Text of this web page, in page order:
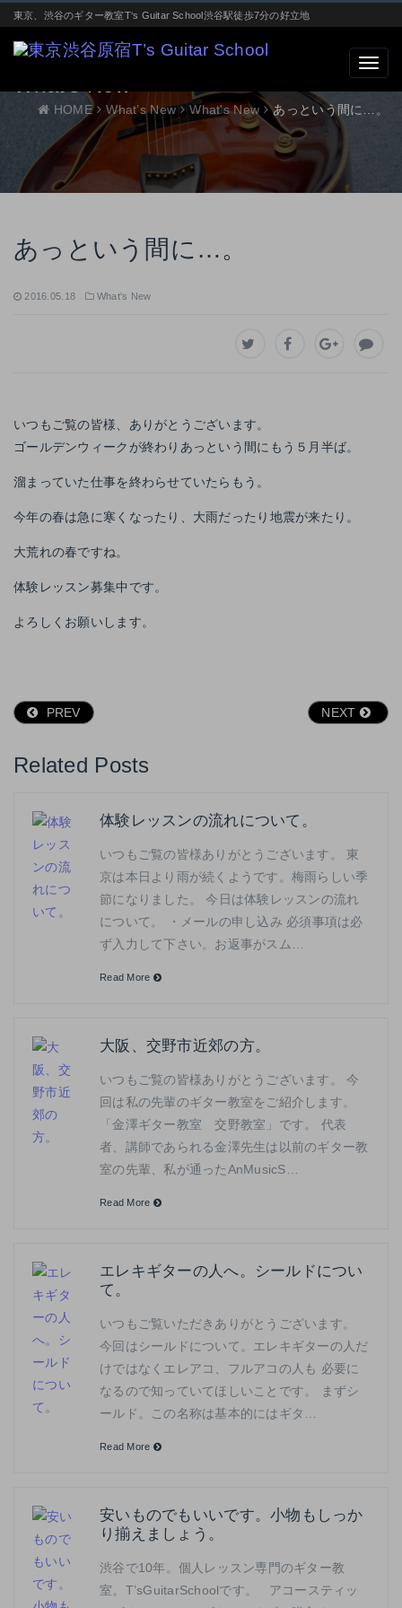
東京、渋谷のギター教室T‘s Guitar School渋谷駅徒歩7分の好立地
HOME What’s New What's New あっという間に…。
あっという間に…。
2016.05.18 What's New
いつもご覧の皆様、ありがとうございます。
ゴールデンウィークが終わりあっという間にもう５月半ば。
溜まっていた仕事を終わらせていたらもう。
今年の春は急に寒くなったり、大雨だったり地震が来たり。
大荒れの春ですね。
体験レッスン募集中です。
よろしくお願いします。
PREV NEXT
Related Posts
体験レッスンの流れについて。
いつもご覧の皆様ありがとうございます。 東
京は本日より雨が続くようです。梅雨らしい季
節になりました。 今日は体験レッスンの流れ
について。 ・メールの申し込み 必須事項は必
ず入力して下さい。お返事がスム…
Read More
大阪、交野市近郊の方。
いつもご覧の皆様ありがとうございます。 今
回は私の先輩のギター教室をご紹介します。
「金澤ギター教室 交野教室」です。 代表
者、講師であられる金澤先生は以前のギター教
室の先輩、私が通ったAnMusicS…
Read More
エレキギターの人へ。シールドについ
て。
いつもご覧いただきありがとうございます。
今回はシールドについて。エレキギターの人だ
けではなくエレアコ、フルアコの人も 必要に
なるので知っていてほしいことです。 まずシ
ールド。この名称は基本的にはギタ…
Read More
安いものでもいいです。小物もしっか
り揃えましょう。
渋谷で10年。個人レッスン専門のギター教
室。T’sGuitarSchoolです。 アコースティッ